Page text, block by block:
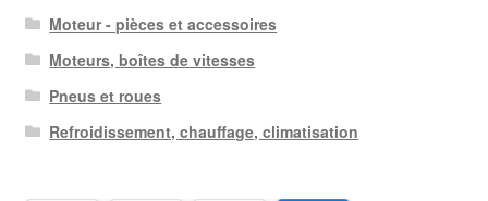
Moteur - pièces et accessoires
Moteurs, boîtes de vitesses
Pneus et roues
Refroidissement, chauffage, climatisation